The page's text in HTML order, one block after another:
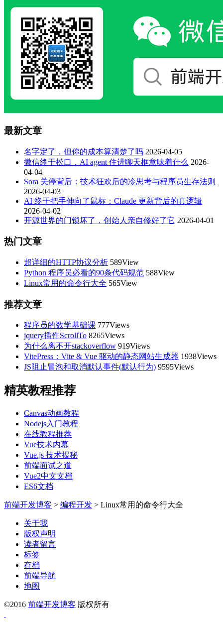
最新文章
名字定了，但你的成本算清楚了吗 2026-04-05
微信终于松口，AI agent 住进聊天框意味着什么 2026-
04-04
Sora 关停背后：技术狂欢后的冷思考与程序员生存法则
2026-04-03
AI 终于把手伸向了鼠标：Claude 更新背后的真逻辑
2026-04-02
开源世界的门锁坏了，创始人亲自修好了它 2026-04-01
热门文章
超详细的HTTP协议分析 589View
Python 程序员必看的90条代码规范 588View
Linux常用的命令行大全 565View
推荐文章
程序员的数学基础课 777Views
jquery插件ScrollTo 8265Views
为什么离不开stackoverflow 919Views
VitePress：Vite & Vue 驱动的静态网站生成器 1938Views
JS阻止冒泡和取消默认事件(默认行为) 9595Views
精英教程推荐
Canvas动画教程
Nodejs入门教程
在线教程推荐
Vue技术内幕
Vue.js 技术揭秘
前端面试之道
Vue2中文文档
ES6文档
前端开发博客 > 编程开发 > Linux常用的命令行大全
关于我
版权声明
读者留言
标签
存档
前端导航
地图
©2016 前端开发博客 版权所有